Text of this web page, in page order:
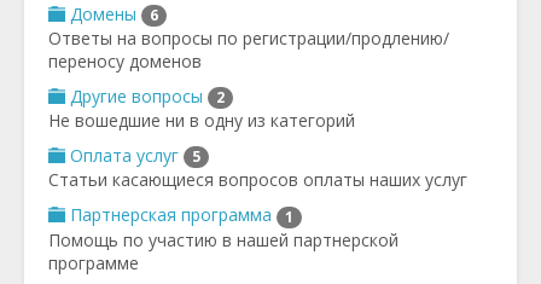
Домены
6
Ответы на вопросы по регистрации/продлению/
переносу доменов
Другие вопросы
2
Не вошедшие ни в одну из категорий
Оплата услуг
5
Статьи касающиеся вопросов оплаты наших услуг
Партнерская программа
1
Помощь по участию в нашей партнерской
программе